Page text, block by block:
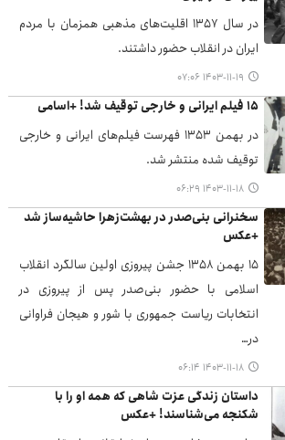
در سال ۱۳۵۷ اقلیت‌های مذهبی همزمان با مردم
ایران در انقلاب حضور داشتند.
۱۴۰۳-۱۱-۱۹ ۰۷:۰۶
۱۵ فیلم ایرانی و خارجی توقیف شد! +اسامی
در بهمن ۱۳۵۳ فهرست فیلم‌های ایرانی و خارجی
توقیف شده منتشر شد.
۱۴۰۳-۱۱-۱۸ ۰۶:۲۹
سخنرانی بنی‌صدر در بهشت‌زهرا حاشیه‌ساز شد
+عکس
۱۵ بهمن ۱۳۵۸ جشن پیروزی اولین سالگرد انقلاب
اسلامی با حضور بنی‌صدر پس از پیروزی در
انتخابات ریاست جمهوری با شور و هیجان فراوانی
در…
۱۴۰۳-۱۱-۱۸ ۰۶:۱۴
داستان زندگی عزت شاهی که همه او را با
شکنجه می‌شناسند! +عکس‌